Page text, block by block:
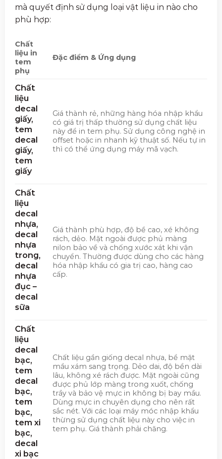
mà quyết định sử dụng loại vật liệu in nào cho
phù hợp:
Chất
liệu in
tem
phụ
Đặc điểm & Ứng dụng
Chất
liệu
decal
giấy,
tem
decal
giấy,
tem
giấy
Giá thành rẻ, những hàng hóa nhập khẩu
có giá trị thấp thường sử dụng chất liệu
này để in tem phụ. Sử dụng công nghệ in
offset hoặc in nhanh kỹ thuật số. Nếu tự in
thì có thể ứng dụng máy mã vạch.
Chất
liệu
decal
nhựa,
decal
nhựa
trong,
decal
nhựa
đục –
decal
sữa
Giá thành phù hợp, độ bề cao, xé không
rách, dẻo. Mặt ngoài được phủ màng
nilon bảo về và chống xước xát khi vận
chuyển. Thường được dùng cho các hàng
hóa nhập khẩu có gia trị cao, hàng cao
cấp.
Chất
liệu
decal
bạc,
tem
decal
bạc,
tem
bạc,
tem xi
bạc,
decal
xi bạc
Chất liệu gần giống decal nhựa, bề mặt
mầu xám sang trọng. Dẻo dai, độ bền dài
lâu, không xé rách được. Mặt ngoài cũng
được phủ lớp màng trong xuốt, chống
trầy và bảo vệ mực in không bị bay mầu.
Dùng mực in chuyên dụng cho nên rất
sắc nét. Với các loại máy móc nhập khẩu
thừng sử dụng chất liệu này cho việc in
tem phụ. Giá thành phải chăng.